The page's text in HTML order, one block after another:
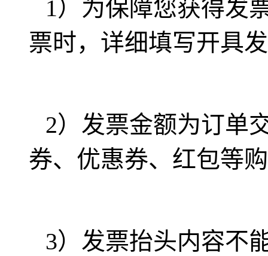
1）为保障您获得发
票时，详细填写开具
2）发票金额为订单
券、优惠券、红包等
3）发票抬头内容不